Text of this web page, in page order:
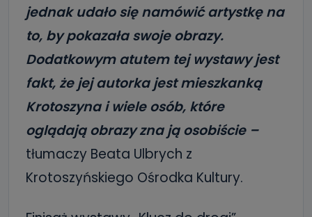
jednak udało się namówić artystkę na
to, by pokazała swoje obrazy.
Dodatkowym atutem tej wystawy jest
fakt, że jej autorka jest mieszkanką
Krotoszyna i wiele osób, które
oglądają obrazy zna ją osobiście –
tłumaczy Beata Ulbrych z
Krotoszyńskiego Ośrodka Kultury.